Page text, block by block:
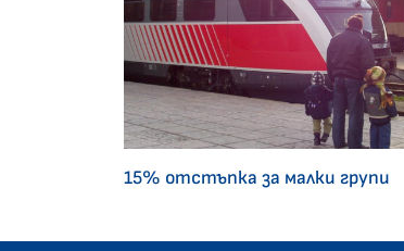
15% отстъпка за малки групи